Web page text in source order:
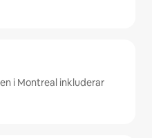
i Montreal inkluderar